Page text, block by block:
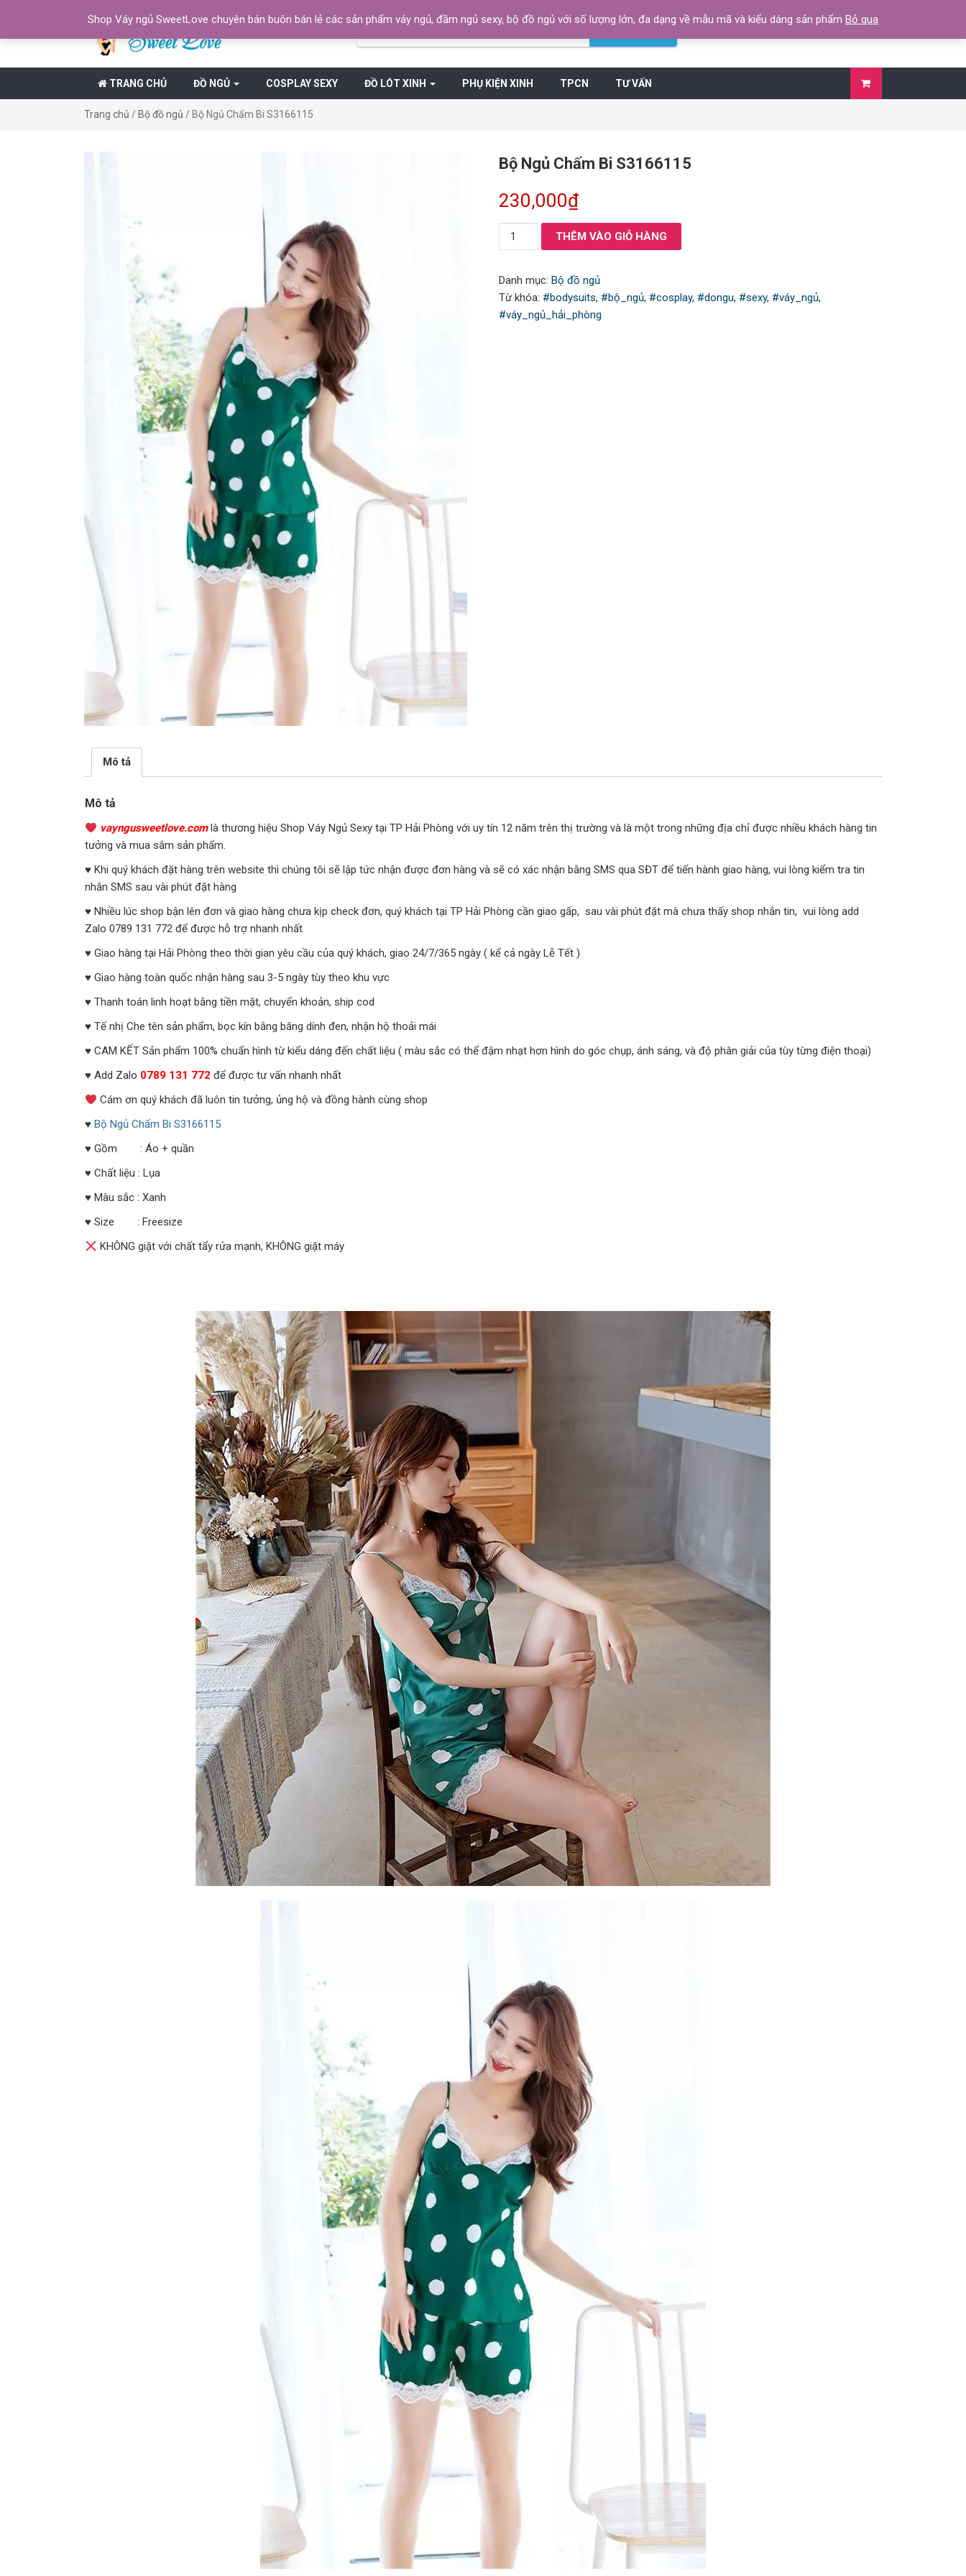
0789 131 772
TRANG CHỦ ĐỒ NGỦ COSPLAY SEXY ĐỒ LÓT XINH PHỤ KIỆN XINH TPCN TƯ VẤN
Trang chủ / Bộ đồ ngủ / Bộ Ngủ Chấm Bi S3166115
Bộ Ngủ Chấm Bi S3166115
230,000₫
Bộ
Ngủ
Bi
S3166115
số
THÊM VÀO GIỎ HÀNG
Danh mục:Bộ đồ ngủ
Từ khóa: #bodysuits, #bộ_ngủ, #cosplay, #dongu, #sexy, #váy_ngủ,
#váy_ngủ_hải_phòng
Mô tả
Mô tả
vayngusweetlove.comlà thương hiệu Shop Váy Ngủ Sexy tại TP Hải Phòng với uy tín 12 năm trên thị trường và là một trong những địa chỉ được nhiều khách hàng tin
tưởng và mua sắm sản phẩm.
♥ Khi quý khách đặt hàng trên website thì chúng tôi sẽ lập tức nhận được đơn hàng và sẽ có xác nhận bằng SMS qua SĐT để tiến hành giao hàng, vui lòng kiểm tra tin
nhắn SMS sau vài phút đặt hàng
♥ Nhiều lúc shop bận lên đơn và giao hàng chưa kịp check đơn, quý khách tại TP Hải Phòng cần giao gấp, sau vài phút đặt mà chưa thấy shop nhắn tin, vui lòng add
Zalo 0789 131 772 để được hỗ trợ nhanh nhất
♥ Giao hàng tại Hải Phòng theo thời gian yêu cầu của quý khách, giao 24/7/365 ngày ( kể cả ngày Lễ Tết )
♥ Giao hàng toàn quốc nhận hàng sau 3-5 ngày tùy theo khu vực
♥ Thanh toán linh hoạt bằng tiền mặt, chuyển khoản, ship cod
♥ Tế nhị Che tên sản phẩm, bọc kín bằng băng dính đen, nhận hộ thoải mái
♥ CAM KẾT Sản phẩm 100% chuẩn hình từ kiểu dáng đến chất liệu ( màu sắc có thể đậm nhạt hơn hình do góc chụp, ánh sáng, và độ phân giải của tùy từng điện thoại)
♥ Add Zalo 0789 131 772 để được tư vấn nhanh nhất
Cám ơn quý khách đã luôn tin tưởng, ủng hộ và đồng hành cùng shop
♥ Bộ Ngủ Chấm Bi S3166115
♥ Gồm : Áo + quần
♥ Chất liệu : Lụa
♥ Màu sắc : Xanh
♥ Size : Freesize
KHÔNG giặt với chất tẩy rửa mạnh, KHÔNG giặt máy
Shop Váy ngủ SweetLove chuyên bán buôn bán lẻ các sản phẩm váy ngủ, đầm ngủ sexy, bộ đồ ngủ với số lượng lớn, đa dạng về mẫu mã và kiểu dáng sản phẩm Bỏ qua